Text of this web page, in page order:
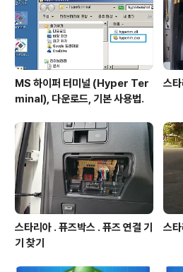
MS 하이퍼 터미널 (Hyper Ter
minal), 다운로드, 기본 사용법.
스
스타리아 . 퓨즈박스 . 퓨즈 연결 기
기 찾기
스